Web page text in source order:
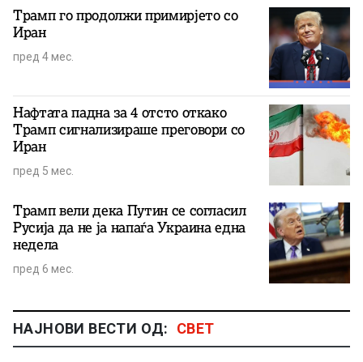
Трамп го продолжи примирјето со
Иран
пред 4 мес.
Нафтата падна за 4 отсто откако
Трамп сигнализираше преговори со
Иран
пред 5 мес.
Трамп вели дека Путин се согласил
Русија да не ја напаѓа Украина една
недела
пред 6 мес.
НАЈНОВИ ВЕСТИ ОД: СВЕТ